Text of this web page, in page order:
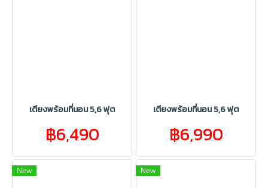
เตียงพร้อมที่นอน 5,6 ฟุต
฿6,490
เตียงพร้อมที่นอน 5,6 ฟุต
฿6,990
New New